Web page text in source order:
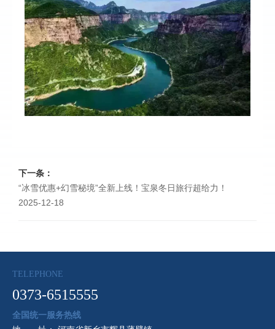
下一条：
“冰雪优惠+幻雪秘境”全新上线！宝泉冬日旅行超给力！
2025-12-18
TELEPHONE
0373-6515555
全国统一服务热线